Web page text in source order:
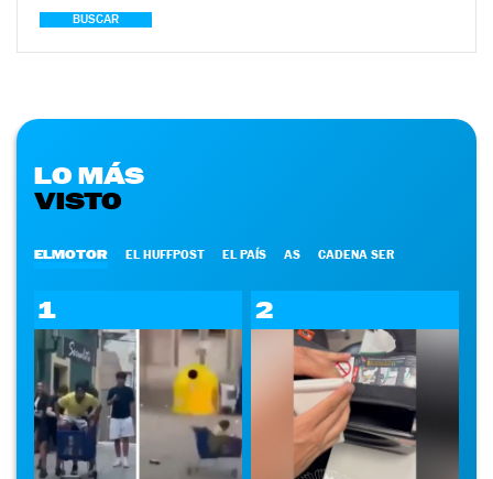
BUSCAR
LO MÁS
VISTO
ELMOTOR EL HUFFPOST EL PAÍS AS CADENA SER
1 2